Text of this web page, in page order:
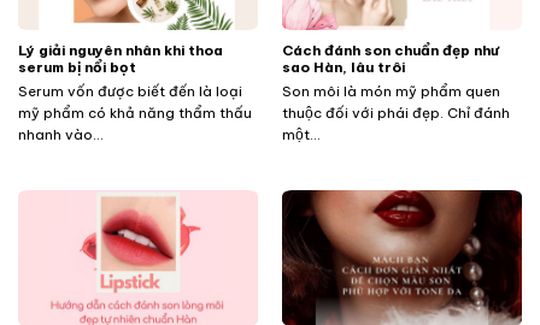
Lý giải nguyên nhân khi thoa
serum bị nổi bọt
Serum vốn được biết đến là loại
mỹ phẩm có khả năng thẩm thấu
nhanh vào...
Cách đánh son chuẩn đẹp như
sao Hàn, lâu trôi
Son môi là món mỹ phẩm quen
thuộc đối với phái đẹp. Chỉ đánh
một...